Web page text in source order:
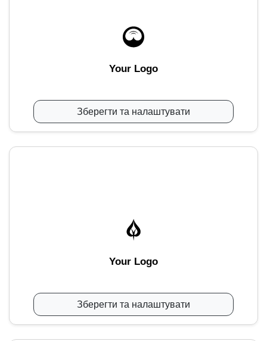
Your Logo
Зберегти та налаштувати
Your Logo
Зберегти та налаштувати